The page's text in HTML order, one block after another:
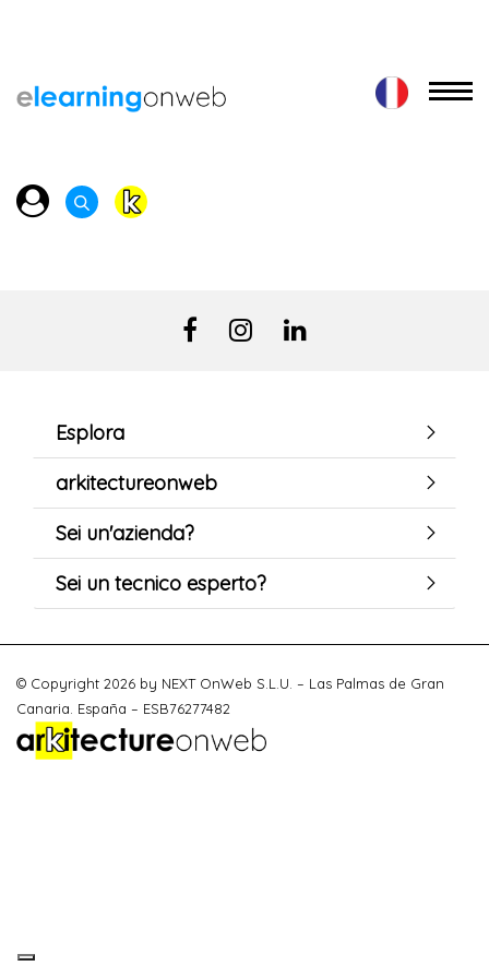
Esplora
arkitectureonweb
Sei un'azienda?
Sei un tecnico esperto?
© Copyright 2026 by NEXT OnWeb S.L.U. – Las Palmas de Gran
Canaria. España – ESB76277482